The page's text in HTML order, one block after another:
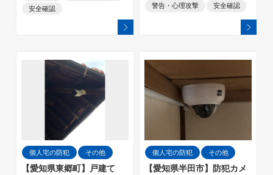
安全確認
警告・心理攻撃
安全確認
個人宅の防犯 その他
【愛知県東郷町】戸建て
個人宅の防犯 その他
【愛知県半田市】防犯カメ